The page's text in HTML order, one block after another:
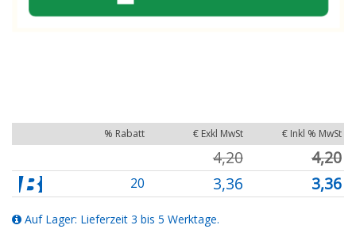
% Rabatt € Exkl MwSt € Inkl % MwSt
4,20 4,20
20 3,36 3,36
Auf Lager: Lieferzeit 3 bis 5 Werktage.